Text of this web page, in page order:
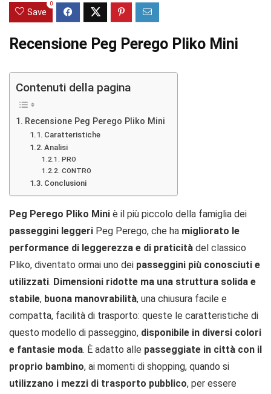
Save
0
Recensione Peg Perego Pliko Mini
Contenuti della pagina
Recensione Peg Perego Pliko Mini
Caratteristiche
Analisi
PRO
CONTRO
Conclusioni
Peg Perego Pliko Mini è il più piccolo della famiglia dei
passeggini leggeri Peg Perego, che ha migliorato le
performance di leggerezza e di praticità del classico
Pliko, diventato ormai uno dei passeggini più conosciuti e
utilizzati. Dimensioni ridotte ma una struttura solida e
stabile, buona manovrabilità, una chiusura facile e
compatta, facilità di trasporto: queste le caratteristiche di
questo modello di passeggino, disponibile in diversi colori
e fantasie moda. È adatto alle passeggiate in città con il
proprio bambino, ai momenti di shopping, quando si
utilizzano i mezzi di trasporto pubblico, per essere